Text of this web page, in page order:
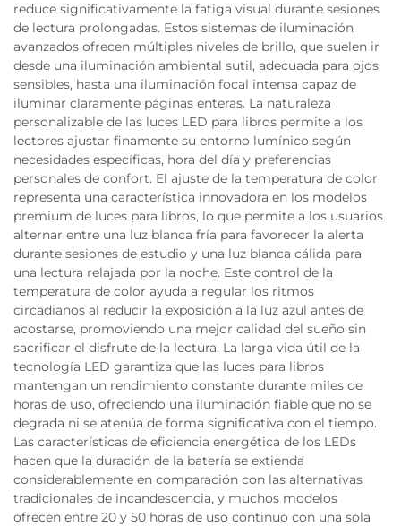
reduce significativamente la fatiga visual durante sesiones
de lectura prolongadas. Estos sistemas de iluminación
avanzados ofrecen múltiples niveles de brillo, que suelen ir
desde una iluminación ambiental sutil, adecuada para ojos
sensibles, hasta una iluminación focal intensa capaz de
iluminar claramente páginas enteras. La naturaleza
personalizable de las luces LED para libros permite a los
lectores ajustar finamente su entorno lumínico según
necesidades específicas, hora del día y preferencias
personales de confort. El ajuste de la temperatura de color
representa una característica innovadora en los modelos
premium de luces para libros, lo que permite a los usuarios
alternar entre una luz blanca fría para favorecer la alerta
durante sesiones de estudio y una luz blanca cálida para
una lectura relajada por la noche. Este control de la
temperatura de color ayuda a regular los ritmos
circadianos al reducir la exposición a la luz azul antes de
acostarse, promoviendo una mejor calidad del sueño sin
sacrificar el disfrute de la lectura. La larga vida útil de la
tecnología LED garantiza que las luces para libros
mantengan un rendimiento constante durante miles de
horas de uso, ofreciendo una iluminación fiable que no se
degrada ni se atenúa de forma significativa con el tiempo.
Las características de eficiencia energética de los LEDs
hacen que la duración de la batería se extienda
considerablemente en comparación con las alternativas
tradicionales de incandescencia, y muchos modelos
ofrecen entre 20 y 50 horas de uso continuo con una sola